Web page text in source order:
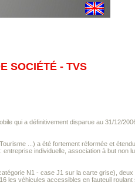
SOCIÉTÉ - TVS
qui a définitivement disparue au 31/12/
...) a été fortement réformée et
individuelle, association à but non
N1 - case J1 sur la carte grise), deux
les véhicules accessibles en fauteuil